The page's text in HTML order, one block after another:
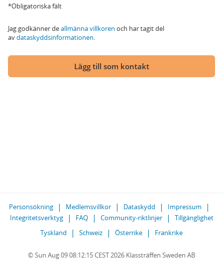
*Obligatoriska fält
Jag godkänner deallmänna villkoren och har tagit del
avdataskyddsinformationen.
Lägg till som kontakt
Personsökning Medlemsvillkor Dataskydd
Impressum
Integritetsverktyg
FAQ Community-riktlinjer
Tillgänglighet
Tyskland
Schweiz Österrike Frankrike
© Sun Aug 09 08:12:15 CEST 2026 Klassträffen Sweden AB